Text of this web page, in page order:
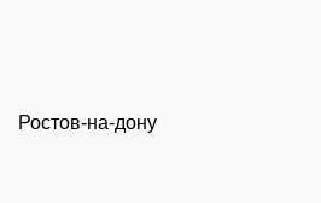
Ростов-на-дону